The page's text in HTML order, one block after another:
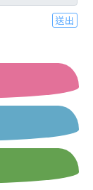
送出